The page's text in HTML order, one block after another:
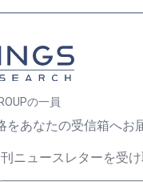
の一員
をあなたの受信箱へお
刊ニュースレターを受